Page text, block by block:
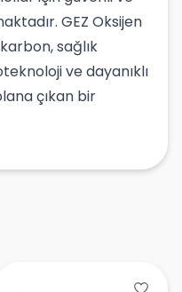
GEZ Oksijen
sağlık
ve dayanıklı
çıkan bir